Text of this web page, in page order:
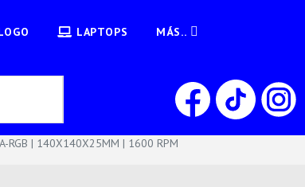
LAPTOPS MÁS..
A-RGB | 140X140X25MM | 1600 RPM